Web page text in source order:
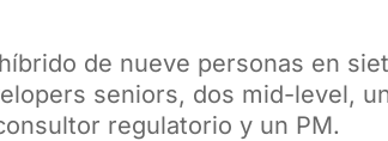
de nueve personas en
seniors, dos mid-level,
regulatorio y un PM.